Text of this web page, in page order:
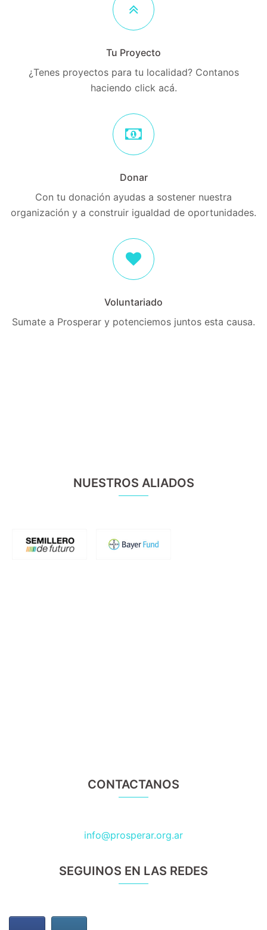
¿Tenes proyectos para tu localidad? Contanos
Con tu donación ayudas a sostener nuestra
NUESTROS ALIADOS
CONTACTANOS
prosperar .org.ar
SEGUINOS EN LAS REDES